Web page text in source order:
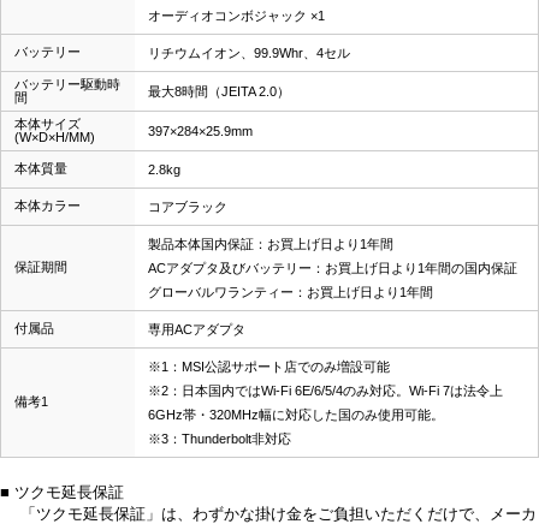
オーディオコンボジャック ×1
バッテリー リチウムイオン、99.9Whr、4セル
バッテリー駆動時
間
最大8時間（JEITA 2.0）
本体サイズ
(W×D×H/MM)
397×284×25.9mm
本体質量 2.8kg
本体カラー コアブラック
保証期間
製品本体国内保証：お買上げ日より1年間
ACアダプタ及びバッテリー：お買上げ日より1年間の国内保証
グローバルワランティー：お買上げ日より1年間
付属品 専用ACアダプタ
備考1
※1：MSI公認サポート店でのみ増設可能
※2：日本国内ではWi-Fi 6E/6/5/4のみ対応。Wi-Fi 7は法令上
6GHz帯・320MHz幅に対応した国のみ使用可能。
※3：Thunderbolt非対応
■ ツクモ延長保証
「ツクモ延長保証」は、わずかな掛け金をご負担いただくだけで、メーカ